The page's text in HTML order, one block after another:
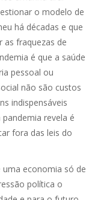
o modelo de
há décadas e que
as fraquezas de
é que a saúde
pessoal ou
não são custos
indispensáveis
revela é
fora das leis do
uma economia só de
política o